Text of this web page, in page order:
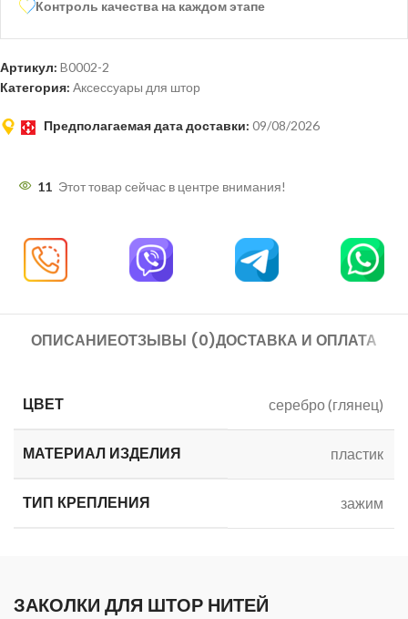
Контроль качества на каждом этапе
Артикул: B0002-2
Категория: Аксессуары для штор
Предполагаемая дата доставки: 09/08/2026
11 Этот товар сейчас в центре внимания!
ОПИСАНИЕОТЗЫВЫ (0)ДОСТАВКА И ОПЛАТА
ЦВЕТ серебро (глянец)
МАТЕРИАЛ ИЗДЕЛИЯ пластик
ТИП КРЕПЛЕНИЯ зажим
ЗАКОЛКИ ДЛЯ ШТОР НИТЕЙ